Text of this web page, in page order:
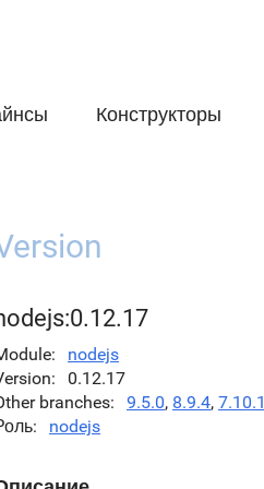
Конструкторы
nodejs
0.12.17
branches
9.5.0, 8.9.4, 7.10.1
nodejs